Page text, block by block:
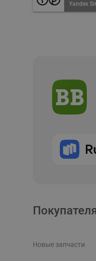
Yandex
Новые запчасти